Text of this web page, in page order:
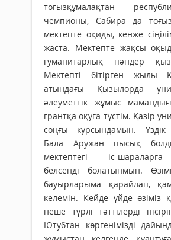
тоғызқұмалақтан
чемпионы, Сабира да
мектепте оқиды, кенже
жаста. Мектепте жақсы
гуманитарлық пәндер
Мектепті бітірген жылы
атындағы Қызылорда
әлеуметтік жұмыс
грантқа оқуға түстім. Қазір
соңғы курсындамын. Үздік
Бала Аружан пысық
мектептегі іс-
белсенді болатынмын.
бауырларыма қарайлап,
келемін. Кейде үйде өзіміз
неше түрлі тәттілерді
Ютубтан көргенімізді